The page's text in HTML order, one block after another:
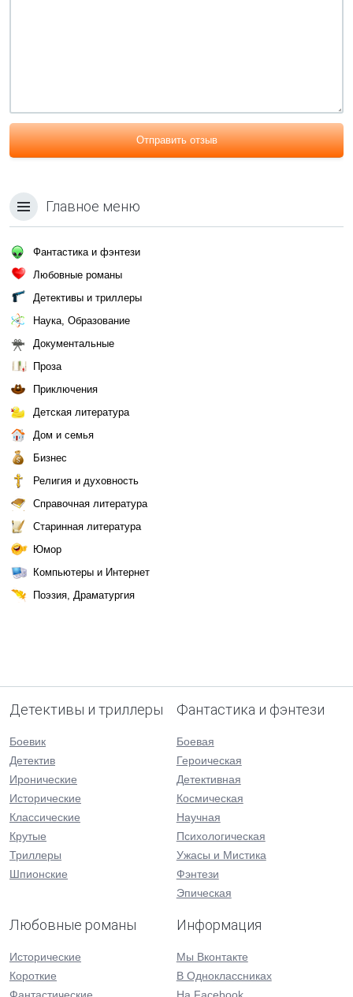
Отправить отзыв
Главное меню
Фантастика и фэнтези
Любовные романы
Детективы и триллеры
Наука, Образование
Документальные
Проза
Приключения
Детская литература
Дом и семья
Бизнес
Религия и духовность
Справочная литература
Старинная литература
Юмор
Компьютеры и Интернет
Поэзия, Драматургия
Детективы и триллеры
Боевик
Детектив
Иронические
Исторические
Классические
Крутые
Триллеры
Шпионские
Фантастика и фэнтези
Боевая
Героическая
Детективная
Космическая
Научная
Психологическая
Ужасы и Мистика
Фэнтези
Эпическая
Любовные романы
Исторические
Короткие
Информация
Мы Вконтакте
В Одноклассниках